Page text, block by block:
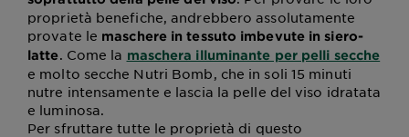
proprietà benefiche, andrebbero assolutamente
provate le maschere in tessuto imbevute in siero-
latte. Come la maschera illuminante per pelli secche
e molto secche Nutri Bomb, che in soli 15 minuti
nutre intensamente e lascia la pelle del viso idratata
e luminosa.
Per sfruttare tutte le proprietà di questo